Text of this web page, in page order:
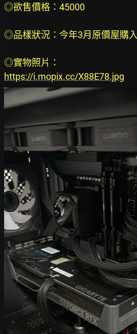
◎欲售價格：45000
◎品樣狀況：今年3月原價屋購入
◎實物照片：
https://i.mopix.cc/X88E78.jpg